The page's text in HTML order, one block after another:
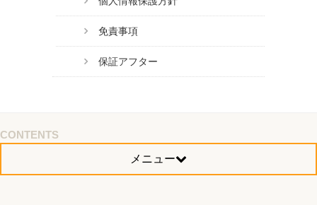
免責事項
保証アフター
CONTENTS
メニュー